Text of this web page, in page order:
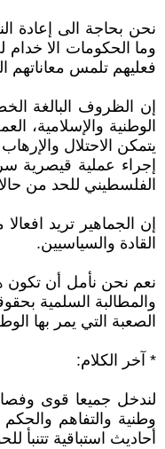
نحن بحاجة الى إعادة
وما الحكومات الا
فعليهم تلمس معاناتهم
إن الظروف البالغة
الوطنية والإسلامية،
يتمكن الاحتلال
إجراء عملية قيصرية
الفلسطيني للحد من
إن الجماهير تريد
القادة والسياسيين.
نعم نحن نأمل أن تكون
والمطالبة السلمية
الصعبة التي يمر بها
* آخر الكلام:
لندخل جميعا قوى
وطنية والتفاهم
أحاديث استباقية